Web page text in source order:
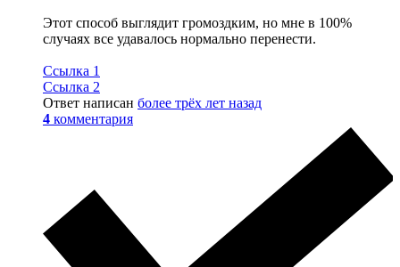
Этот способ выглядит громоздким, но мне в 100%
случаях все удавалось нормально перенести.
Ссылка 1
Ссылка 2
Ответ написан более трёх лет назад
4 комментария